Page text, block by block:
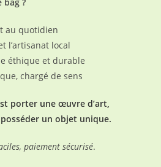
au quotidien
l’artisanat local
éthique et durable
chargé de sens
porter une œuvre d’art,
un objet unique.
paiement sécurisé.